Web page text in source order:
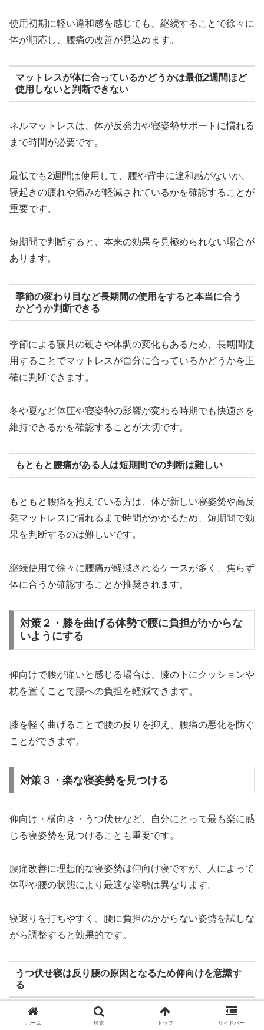
使用初期に軽い違和感を感じても、継続することで徐々に
体が順応し、腰痛の改善が見込めます。
マットレスが体に合っているかどうかは最低2週間ほど
使用しないと判断できない
ネルマットレスは、体が反発力や寝姿勢サポートに慣れる
まで時間が必要です。
最低でも2週間は使用して、腰や背中に違和感がないか、
寝起きの疲れや痛みが軽減されているかを確認することが
重要です。
短期間で判断すると、本来の効果を見極められない場合が
あります。
季節の変わり目など長期間の使用をすると本当に合う
かどうか判断できる
季節による寝具の硬さや体調の変化もあるため、長期間使
用することでマットレスが自分に合っているかどうかを正
確に判断できます。
冬や夏など体圧や寝姿勢の影響が変わる時期でも快適さを
維持できるかを確認することが大切です。
もともと腰痛がある人は短期間での判断は難しい
もともと腰痛を抱えている方は、体が新しい寝姿勢や高反
発マットレスに慣れるまで時間がかかるため、短期間で効
果を判断するのは難しいです。
継続使用で徐々に腰痛が軽減されるケースが多く、焦らず
体に合うか確認することが推奨されます。
対策２・膝を曲げる体勢で腰に負担がかからな
いようにする
仰向けで腰が痛いと感じる場合は、膝の下にクッションや
枕を置くことで腰への負担を軽減できます。
膝を軽く曲げることで腰の反りを抑え、腰痛の悪化を防ぐ
ことができます。
対策３・楽な寝姿勢を見つける
仰向け・横向き・うつ伏せなど、自分にとって最も楽に感
じる寝姿勢を見つけることも重要です。
腰痛改善に理想的な寝姿勢は仰向け寝ですが、人によって
体型や腰の状態により最適な姿勢は異なります。
寝返りを打ちやすく、腰に負担のかからない姿勢を試しな
がら調整すると効果的です。
うつ伏せ寝は反り腰の原因となるため仰向けを意識す
る
腰痛を抱えている方は、うつ伏せ寝によって腰が反ってし
ホーム 検索 トップ サイドバー